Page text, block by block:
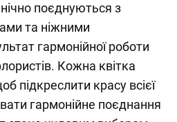
поєднуються з
та ніжними
гармонійної роботи
Кожна квітка
підкреслити красу всієї
гармонійне поєднання